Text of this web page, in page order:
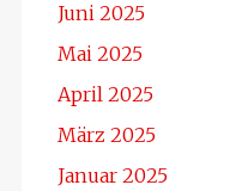
Juni 2025
Mai 2025
April 2025
März 2025
Januar 2025